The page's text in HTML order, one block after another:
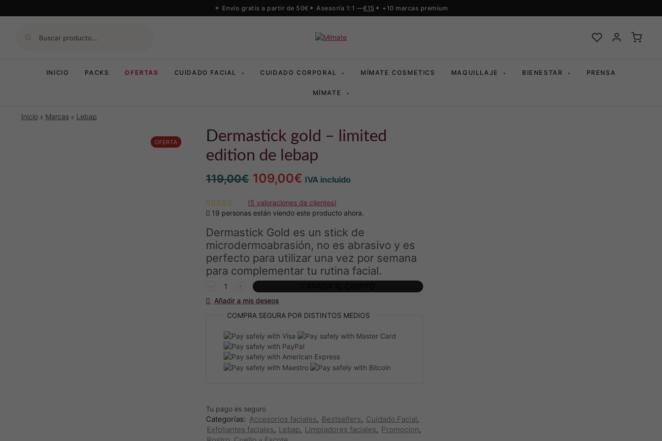
Envío gratis a partir de 50€ Asesoría 1:1 —€15 +10 marcas premium
INICIO PACKS OFERTAS CUIDADO FACIAL ▾ CUIDADO CORPORAL ▾ MÍMATE COSMETICS MAQUILLAJE ▾ BIENESTAR ▾ PRENSA
MÍMATE ▾
Inicio Marcas Lebap
OFERTA
dermastick gold – limited
edition de lebap
119,00€ El
original
era:
119,00€.
109,00€ El
actual
es:
109,00€.
IVA incluido
(5 valoraciones de clientes)
19 personas están viendo este producto ahora.
Dermastick Gold es un stick de
microdermoabrasión, no es abrasivo y es
perfecto para utilizar una vez por semana
para complementar tu rutina facial.
DERMASTICK
-
LIMITED
LEBAP
cantidad
Añadir a mis deseos
COMPRA SEGURA POR DISTINTOS MEDIOS
Tu pago es seguro
Categorías: Accesorios faciales, Bestsellers, Cuidado Facial ,
Exfoliantes faciales, Lebap, Limpiadores faciales, Promocion,